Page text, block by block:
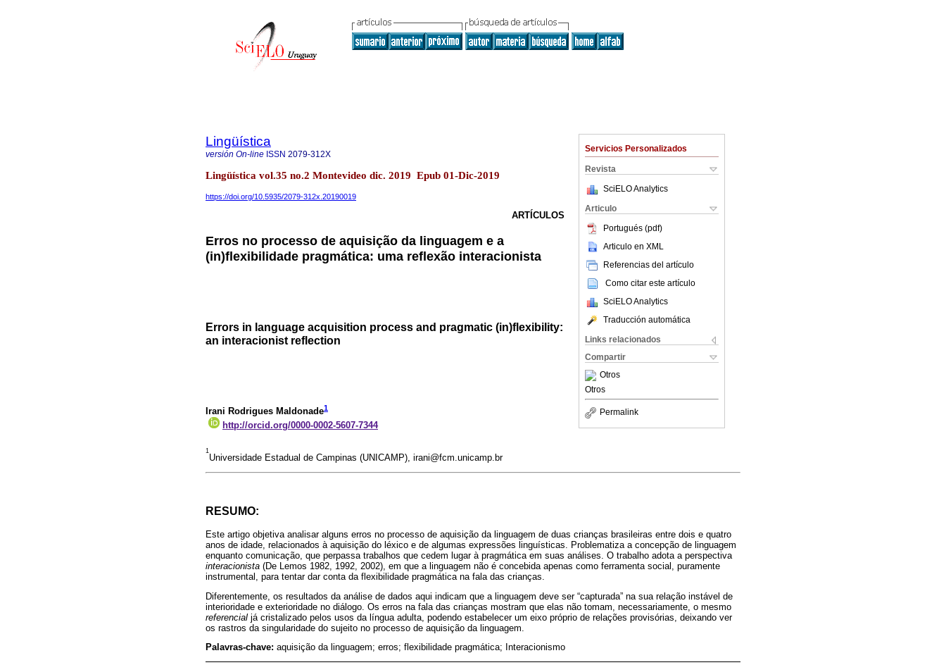
Servicios Personalizados
Revista
SciELO Analytics
Articulo
Portugués (pdf)
Articulo en XML
Referencias del artículo
Como citar este artículo
SciELO Analytics
Traducción automática
Links relacionados
Compartir
Otros
Otros
Permalink
Lingüística
versión On-line ISSN 2079-312X
Lingüística vol.35 no.2 Montevideo dic. 2019 Epub 01-Dic-2019
https://doi.org/10.5935/2079-312x.20190019
ARTÍCULOS
Erros no processo de aquisição da linguagem e a
(in)flexibilidade pragmática: uma reflexão interacionista
Errors in language acquisition process and pragmatic (in)flexibility:
an interacionist reflection
Irani Rodrigues Maldonade1
http://orcid.org/0000-0002-5607-7344
1
Universidade Estadual de Campinas (UNICAMP), irani@fcm.unicamp.br
RESUMO:
Este artigo objetiva analisar alguns erros no processo de aquisição da linguagem de duas crianças brasileiras entre dois e quatro
anos de idade, relacionados à aquisição do léxico e de algumas expressões linguísticas. Problematiza a concepção de linguagem
enquanto comunicação, que perpassa trabalhos que cedem lugar à pragmática em suas análises. O trabalho adota a perspectiva
interacionista (De Lemos 1982, 1992, 2002), em que a linguagem não é concebida apenas como ferramenta social, puramente
instrumental, para tentar dar conta da flexibilidade pragmática na fala das crianças.
Diferentemente, os resultados da análise de dados aqui indicam que a linguagem deve ser “capturada” na sua relação instável de
interioridade e exterioridade no diálogo. Os erros na fala das crianças mostram que elas não tomam, necessariamente, o mesmo
referencial já cristalizado pelos usos da língua adulta, podendo estabelecer um eixo próprio de relações provisórias, deixando ver
os rastros da singularidade do sujeito no processo de aquisição da linguagem.
Palavras-chave: aquisição da linguagem; erros; flexibilidade pragmática; Interacionismo